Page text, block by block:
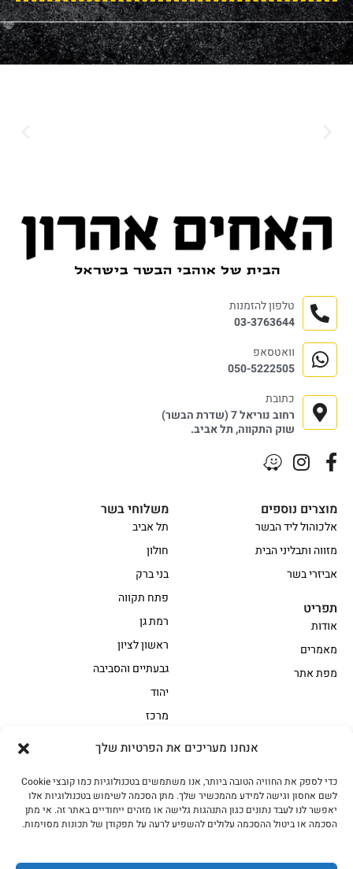
אנחנו מעריכים את הפרטיות שלך
כדי לספק את החוויה הטובה ביותר, אנו משתמשים בטכנולוגיות כמו קובצי Cookie
לשם אחסון וגישה למידע מהמכשיר שלך. מתן הסכמה לשימוש בטכנולוגיות אלו
יאפשר לנו לעבד נתונים כגון התנהגות גלישה או מזהים ייחודיים באתר זה. אי מתן
הסכמה או ביטול ההסכמה עלולים להשפיע לרעה על תפקודן של תכונות מסוימות.
אווז
בשר בקר משובח
בשר בקר עגלה משובח
בשר למעשנת
הודו
חלקים אחוריים
משלוחי בשר
תל אביב
חולון
בני ברק
פתח תקווה
רמת גן
ראשון לציון
גבעתיים והסביבה
יהוד
מרכז
מוצרים נוספים
אלכוהול ליד הבשר
מזווה ותבליני הבית
אביזרי בשר
תפריט
אודות
מאמרים
מפת אתר
טלפון להזמנות
03-3763644
וואטסאפ
050-5222505
כתובת
רחוב נוריאל 7 (שדרת הבשר)
שוק התקווה, תל אביב.